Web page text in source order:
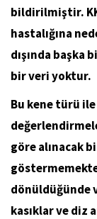
bildirilmiştir.
hastalığına
dışında başka
bir veri yoktur.
Bu kene türü
göre alınacak
dönüldüğünde
kasıklar ve diz